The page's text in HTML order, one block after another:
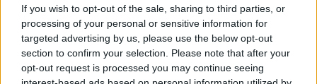
If you wish to opt-out of the sale, sharing to third parties, or
processing of your personal or sensitive information for
targeted advertising by us, please use the below opt-out
section to confirm your selection. Please note that after your
opt-out request is processed you may continue seeing
Helyettes államtitkár lett a TASZ korábbi szakmai
vezetője